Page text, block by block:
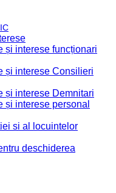
și interese funcționari
și interese Consilieri
și interese Demnitari
și interese personal
si al locuintelor
deschiderea